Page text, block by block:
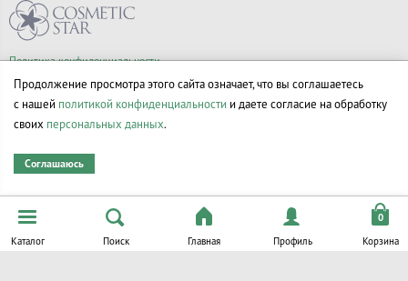
Политика конфиденциальности
Правила продажи товаров
Согласие на обработку персональных данных
© Все права на товарные знаки принадлежат их законным владельцам.
Каталог Поиск Главная Профиль Корзина
Продолжение просмотра этого сайта означает, что вы соглашаетесь
с нашей политикой конфиденциальности и даете согласие на обработку
своих персональных данных.
Соглашаюсь